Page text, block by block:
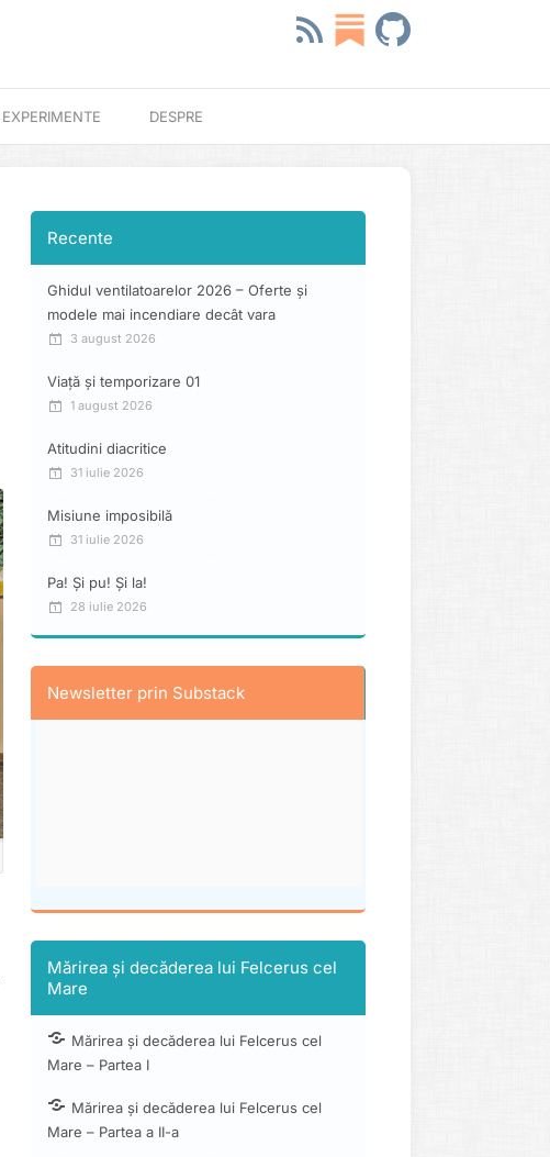
EXPERIMENTE DESPRE
Recente
Ghidul ventilatoarelor 2026 – Oferte și
modele mai incendiare decât vara
3 august 2026
Viață și temporizare 01
1 august 2026
Atitudini diacritice
31 iulie 2026
Misiune imposibilă
31 iulie 2026
Pa! Și pu! Și la!
28 iulie 2026
Newsletter prin Substack
Mărirea și decăderea lui Felcerus cel
Mare
Mărirea și decăderea lui Felcerus cel
Mare – Partea I
Mărirea și decăderea lui Felcerus cel
Mare – Partea a II-a